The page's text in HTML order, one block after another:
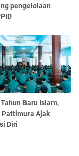
pengelolaan
Baru Islam,
Pattimura Ajak
Diri